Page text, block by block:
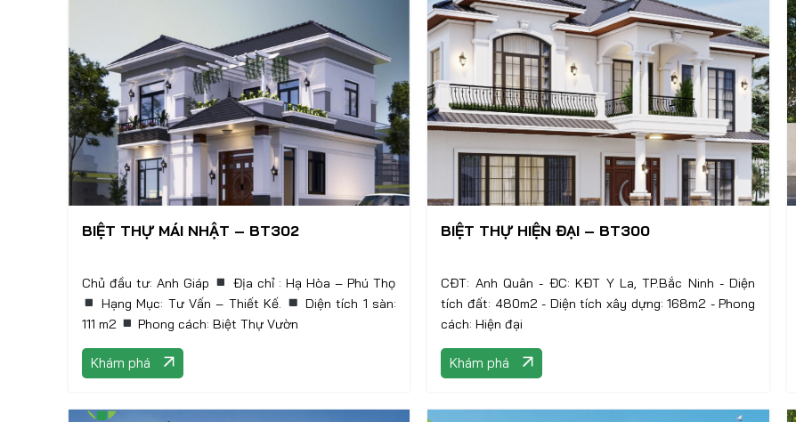
BIỆT THỰ MÁI NHẬT – BT302
Chủ đầu tư: Anh Giáp
Hạng Mục: Tư Vấn – Thiết Kế.
Diện tích 1 sàn:
111 m2
Phong cách: Biệt Thự Vườn
Khám phá
BIỆT THỰ HIỆN ĐẠI – BT300
CĐT: Anh Quân - ĐC: KĐT Y La, TP.Bắc Ninh - Diện
tích đất: 480m2 - Diện tích xây dựng: 168m2 - Phong
cách: Hiện đại
Khám phá